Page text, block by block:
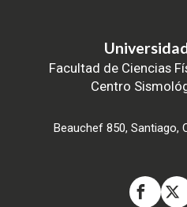
Facultad de Ciencias
Centro
Beauchef 850, Santiago,